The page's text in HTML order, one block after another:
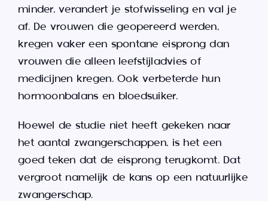
minder, verandert je stofwisseling en val je
af. De vrouwen die geopereerd werden,
kregen vaker een spontane eisprong dan
vrouwen die alleen leefstijladvies of
medicijnen kregen. Ook verbeterde hun
hormoonbalans en bloedsuiker.
Hoewel de studie niet heeft gekeken naar
het aantal zwangerschappen, is het een
goed teken dat de eisprong terugkomt. Dat
vergroot namelijk de kans op een natuurlijke
zwangerschap.